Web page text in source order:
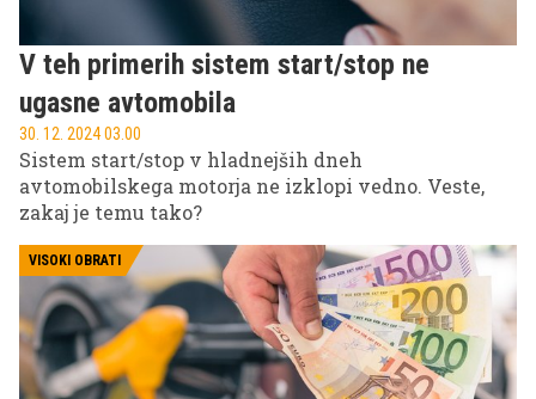
V teh primerih sistem start/stop ne
ugasne avtomobila
30. 12. 2024 03.00
Sistem start/stop v hladnejših dneh
avtomobilskega motorja ne izklopi vedno. Veste,
zakaj je temu tako?
VISOKI OBRATI